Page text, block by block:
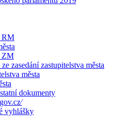
RM
ZM
zasedání zastupitelstva města
města
dokumenty
vyhlášky